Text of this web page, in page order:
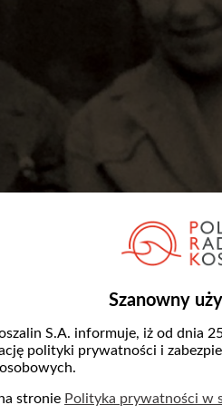
Szanowny
S.A. informuje, iż od dnia
polityki prywatności i
stronie Polityka prywatności w
Janina i Józef
wybrzeża